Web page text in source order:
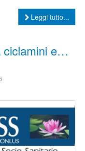
Leggi tutto...
ciclamini e…